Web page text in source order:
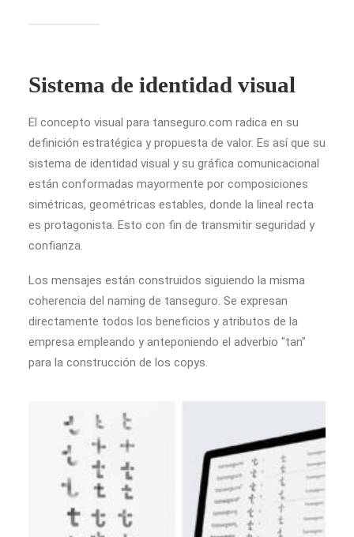
Sistema de identidad visual
El concepto visual para tanseguro.com radica en su
definición estratégica y propuesta de valor. Es así que su
sistema de identidad visual y su gráfica comunicacional
están conformadas mayormente por composiciones
simétricas, geométricas estables, donde la lineal recta
es protagonista. Esto con fin de transmitir seguridad y
confianza.
Los mensajes están construidos siguiendo la misma
coherencia del naming de tanseguro. Se expresan
directamente todos los beneficios y atributos de la
empresa empleando y anteponiendo el adverbio "tan"
para la construcción de los copys.